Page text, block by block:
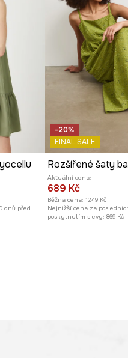
, skládající se z šatů na
s asymetrickým lemem
a příměsí lnuje prodyšný a
zvyšuje pohodlí při nošení,
elegantními a vhodnými pro
dnů před
-20%
FINAL SALE
Aktuální cena:
689 Kč
Běžná cena: 1249 Kč
Nejnižší cena za
poskytnutím slevy: 869 Kč